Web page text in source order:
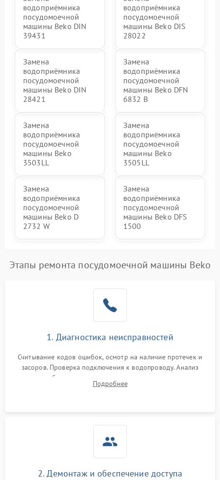
водоприёмника
посудомоечной
машины Beko DIN
39431
водоприёмника
посудомоечной
машины Beko DIS
28022
Замена
водоприёмника
посудомоечной
машины Beko DIN
28421
Замена
водоприёмника
посудомоечной
машины Beko DFN
6832 B
Замена
водоприёмника
посудомоечной
машины Beko
3503LL
Замена
водоприёмника
посудомоечной
машины Beko
3505LL
Замена
водоприёмника
посудомоечной
машины Beko D
2732 W
Замена
водоприёмника
посудомоечной
машины Beko DFS
1500
Этапы ремонта посудомоечной машины Beko
1. Диагностика неисправностей
Считывание кодов ошибок, осмотр на наличие протечек и
засоров. Проверка подключения к водопроводу. Анализ
жалоб на отсутствие слива, нагрева, вращения
разбрызгивателей или срабатывание системы защиты
Подробнее
2. Демонтаж и обеспечение доступа